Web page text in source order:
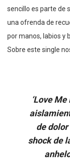
sencillo es parte de
una ofrenda de
por manos, labios y
Sobre este single
‘Love
de
shock de